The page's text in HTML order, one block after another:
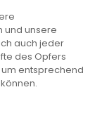
und unsere
auch jeder
des Opfers
entsprechend